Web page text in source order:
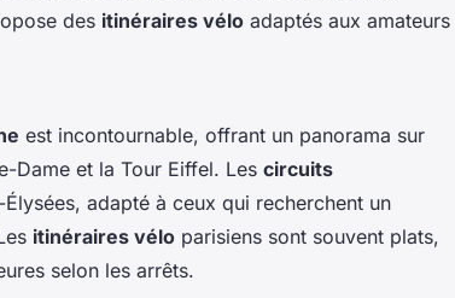
des itinéraires vélo adaptés aux amateurs
est incontournable, offrant un panorama sur
Dame et la Tour Eiffel. Les circuits
adapté à ceux qui recherchent un
itinéraires vélo parisiens sont souvent plats,
selon les arrêts.